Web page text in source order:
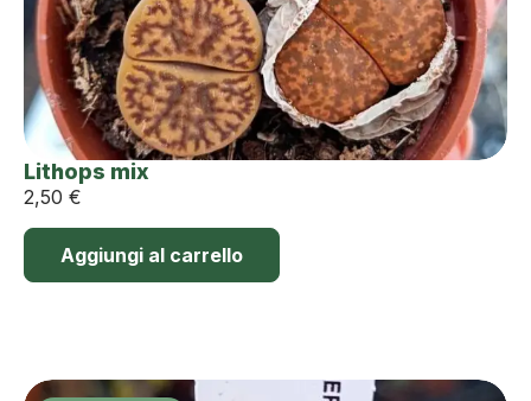
Lithops mix
2,50 €
Aggiungi al carrello